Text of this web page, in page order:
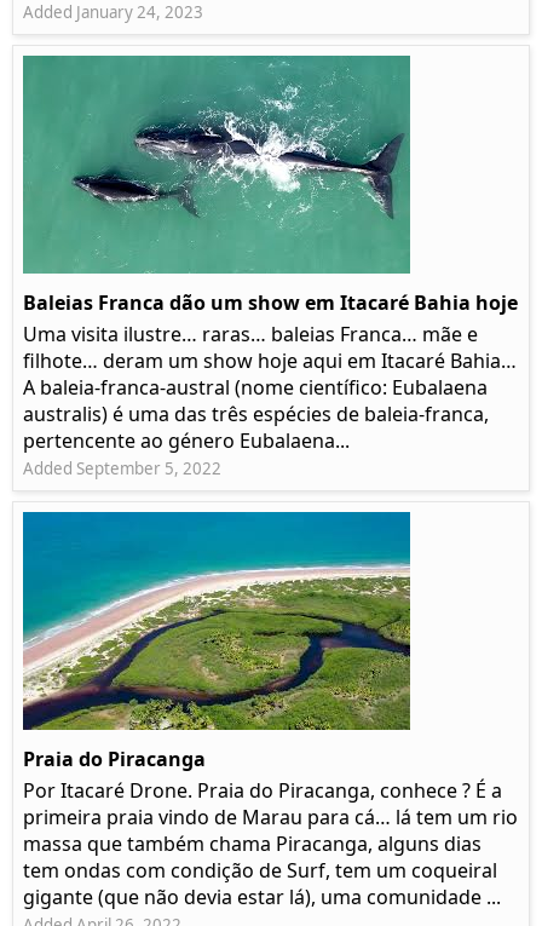
Added January 24, 2023
Baleias Franca dão um show em Itacaré Bahia hoje
Uma visita ilustre… raras… baleias Franca… mãe e
filhote… deram um show hoje aqui em Itacaré Bahia…
A baleia-franca-austral (nome científico: Eubalaena
australis) é uma das três espécies de baleia-franca,
pertencente ao género Eubalaena...
Added September 5, 2022
Praia do Piracanga
Por Itacaré Drone. Praia do Piracanga, conhece ? É a
primeira praia vindo de Marau para cá… lá tem um rio
massa que também chama Piracanga, alguns dias
tem ondas com condição de Surf, tem um coqueiral
gigante (que não devia estar lá), uma comunidade ...